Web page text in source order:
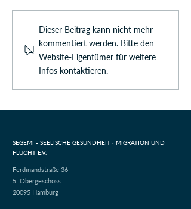
Dieser Beitrag kann nicht mehr
kommentiert werden. Bitte den
Website-Eigentümer für weitere
Infos kontaktieren.
SEGEMI - SEELISCHE GESUNDHEIT · MIGRATION UND
FLUCHT E.V.
Ferdinandstraße 36
5. Obergeschoss
20095 Hamburg